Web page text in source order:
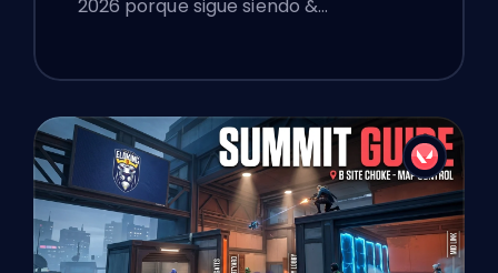
2026 porque sigue siendo &…